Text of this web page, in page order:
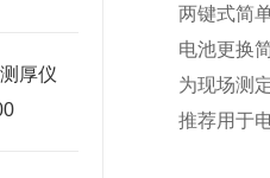
厚仪
两键式简
电池更换
为现场测
推荐用于